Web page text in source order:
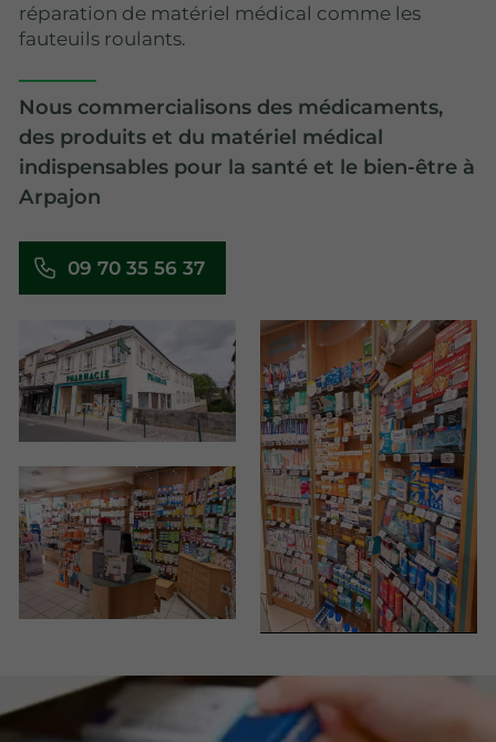
réparation de matériel médical comme les
fauteuils roulants.
Nous commercialisons des médicaments,
des produits et du matériel médical
indispensables pour la santé et le bien-être à
Arpajon
09 70 35 56 37